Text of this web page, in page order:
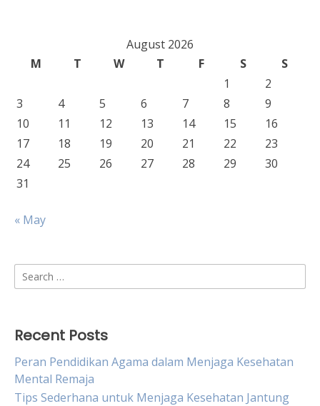
August 2026
M
T W T F S
S
1
2
3
4 5 6 7 8
9
10
11 12 13 14 15
16
17
18 19 20 21 22
23
24
25 26 27 28 29
30
31
« May
Search
for:
Recent Posts
Peran Pendidikan Agama dalam Menjaga Kesehatan
Mental Remaja
Tips Sederhana untuk Menjaga Kesehatan Jantung